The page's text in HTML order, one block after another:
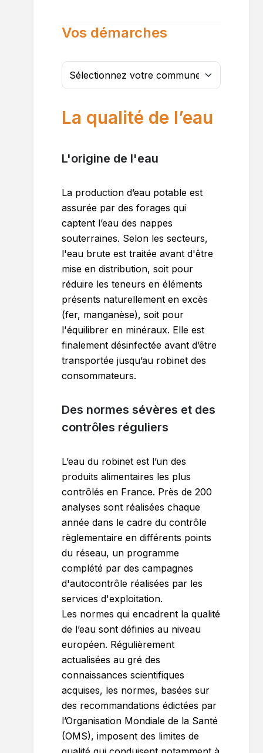
Vos démarches
La qualité de l’eau
L'origine de l'eau
La production d’eau potable est
assurée par des forages qui
captent l’eau des nappes
souterraines. Selon les secteurs,
l'eau brute est traitée avant d'être
mise en distribution, soit pour
réduire les teneurs en éléments
présents naturellement en excès
(fer, manganèse), soit pour
l'équilibrer en minéraux. Elle est
finalement désinfectée avant d’être
transportée jusqu’au robinet des
consommateurs.
Des normes sévères et des
contrôles réguliers
L’eau du robinet est l’un des
produits alimentaires les plus
contrôlés en France. Près de 200
analyses sont réalisées chaque
année dans le cadre du contrôle
règlementaire en différents points
du réseau, un programme
complété par des campagnes
d'autocontrôle réalisées par les
services d'exploitation.
Les normes qui encadrent la qualité
de l’eau sont définies au niveau
européen. Régulièrement
actualisées au gré des
connaissances scientifiques
acquises, les normes, basées sur
des recommandations édictées par
l’Organisation Mondiale de la Santé
(OMS), imposent des limites de